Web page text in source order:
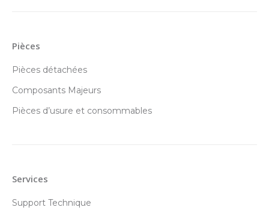
Pièces
Pièces détachées
Composants Majeurs
Pièces d’usure et consommables
Services
Support Technique